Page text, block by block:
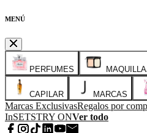
MENÚ
PERFUMES
CAPILAR MARCAS
Marcas ExclusivasRegalos por
InSETSTRY ONVer todo